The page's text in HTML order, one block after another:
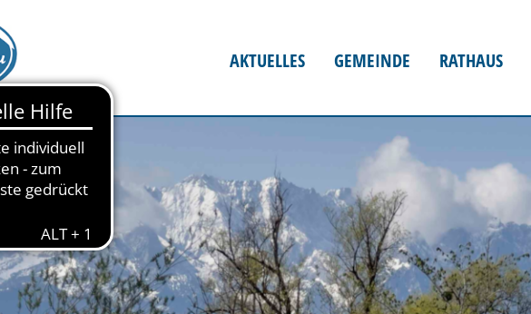
AKTUELLES GEMEINDE RATHAUS